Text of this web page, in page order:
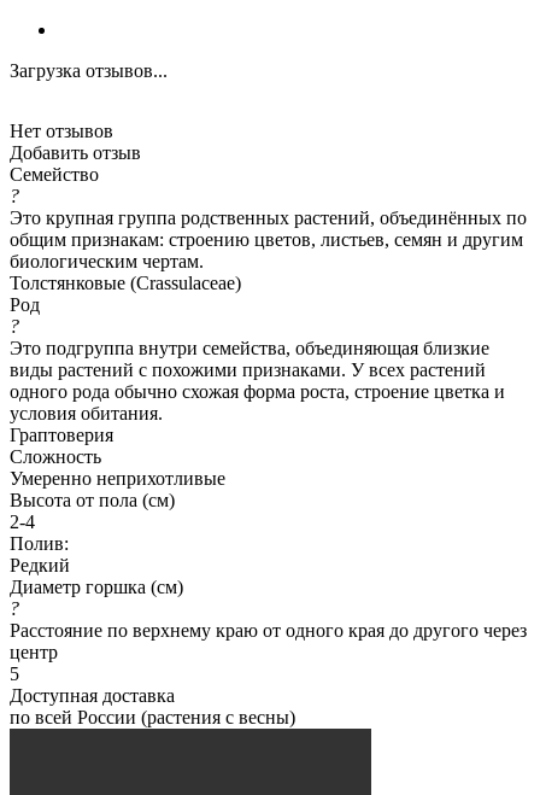
Загрузка отзывов...
Нет отзывов
Добавить отзыв
Семейство
?
Это крупная группа родственных растений, объединённых по
общим признакам: строению цветов, листьев, семян и другим
биологическим чертам.
Толстянковые (Crassulaceae)
Род
?
Это подгруппа внутри семейства, объединяющая близкие
виды растений с похожими признаками. У всех растений
одного рода обычно схожая форма роста, строение цветка и
условия обитания.
Граптоверия
Сложность
Умеренно неприхотливые
Высота от пола (см)
2-4
Полив:
Редкий
Диаметр горшка (см)
?
Расстояние по верхнему краю от одного края до другого через
центр
5
Доступная доставка
по всей России (растения с весны)